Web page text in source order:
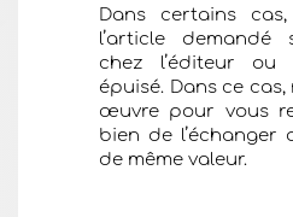
Dans certains
l’article demandé
chez l’éditeur ou
épuisé. Dans ce
œuvre pour vous
bien de
de même valeur.